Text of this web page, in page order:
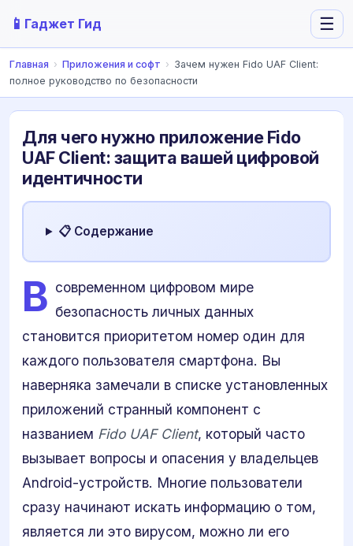
📱 Гаджет Гид ☰
Главная › Приложения и софт › Зачем нужен Fido UAF Client:
полное руководство по безопасности
Для чего нужно приложение Fido
UAF Client: защита вашей цифровой
идентичности
📋 Содержание
В современном цифровом мире
безопасность личных данных
становится приоритетом номер один для
каждого пользователя смартфона. Вы
наверняка замечали в списке установленных
приложений странный компонент с
названием Fido UAF Client, который часто
вызывает вопросы и опасения у владельцев
Android-устройств. Многие пользователи
сразу начинают искать информацию о том,
является ли это вирусом, можно ли его